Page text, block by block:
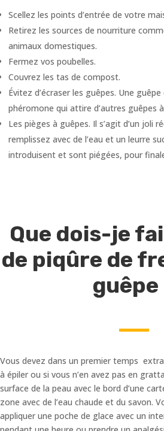
Scellez les points d’entrée de votre
Retirez les sources de nourriture
animaux domestiques.
Fermez vos poubelles.
Couvrez les tas de compost.
Évitez d’écraser les guêpes. Une
phéromone qui attire d’autres guêpes
Les pièges à guêpes. Il s’agit d’un joli
remplissez avec de l’eau et un leurre
introduisent et sont piégées, pour
Que dois-je
de piqûre de
guêpe
Vous devez dans un premier temps
à épiler ou si vous n’en avez pas en
surface de la peau avec le bord d’une
zone avec de l’eau chaude et du savon.
appliquer une poche de glace avec un